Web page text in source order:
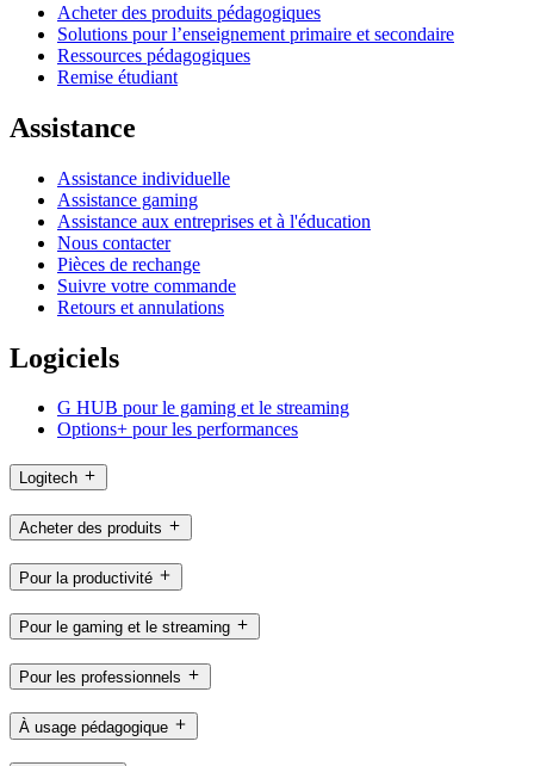
Acheter des produits pédagogiques
Solutions pour l’enseignement primaire et secondaire
Ressources pédagogiques
Remise étudiant
Assistance
Assistance individuelle
Assistance gaming
Assistance aux entreprises et à l'éducation
Nous contacter
Pièces de rechange
Suivre votre commande
Retours et annulations
Logiciels
G HUB pour le gaming et le streaming
Options+ pour les performances
Logitech
Acheter des produits
Pour la productivité
Pour le gaming et le streaming
Pour les professionnels
À usage pédagogique